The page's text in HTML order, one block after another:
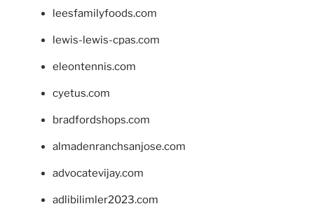
leesfamilyfoods.com
lewis-lewis-cpas.com
eleontennis.com
cyetus.com
bradfordshops.com
almadenranchsanjose.com
advocatevijay.com
adlibilimler2023.com